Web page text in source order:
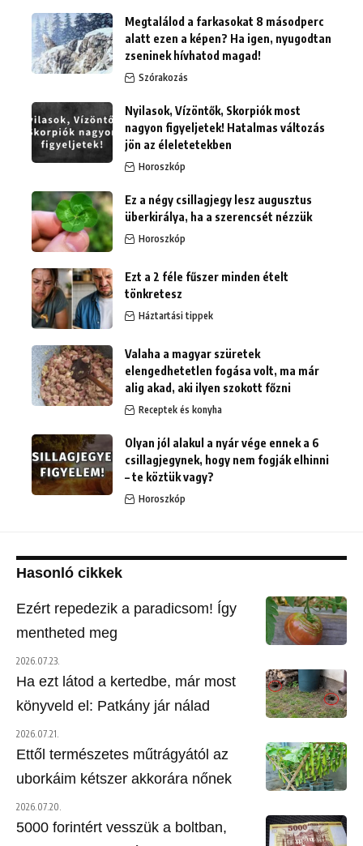
Megtalálod a farkasokat 8 másodperc
alatt ezen a képen? Ha igen, nyugodtan
zseninek hívhatod magad!
Szórakozás
Nyilasok, Vízöntők, Skorpiók most
nagyon figyeljetek! Hatalmas változás
jön az éleletetekben
Horoszkóp
Ez a négy csillagjegy lesz augusztus
überkirálya, ha a szerencsét nézzük
Horoszkóp
Ezt a 2 féle fűszer minden ételt
tönkretesz
Háztartási tippek
Valaha a magyar szüretek
elengedhetetlen fogása volt, ma már
alig akad, aki ilyen szokott főzni
Receptek és konyha
Olyan jól alakul a nyár vége ennek a 6
csillagjegynek, hogy nem fogják elhinni
– te köztük vagy?
Horoszkóp
Hasonló cikkek
Ezért repedezik a paradicsom! Így
mentheted meg
2026.07.23.
Ha ezt látod a kertedbe, már most
könyveld el: Patkány jár nálad
2026.07.21.
Ettől természetes műtrágyától az
uborkáim kétszer akkorára nőnek
2026.07.20.
5000 forintért vesszük a boltban,